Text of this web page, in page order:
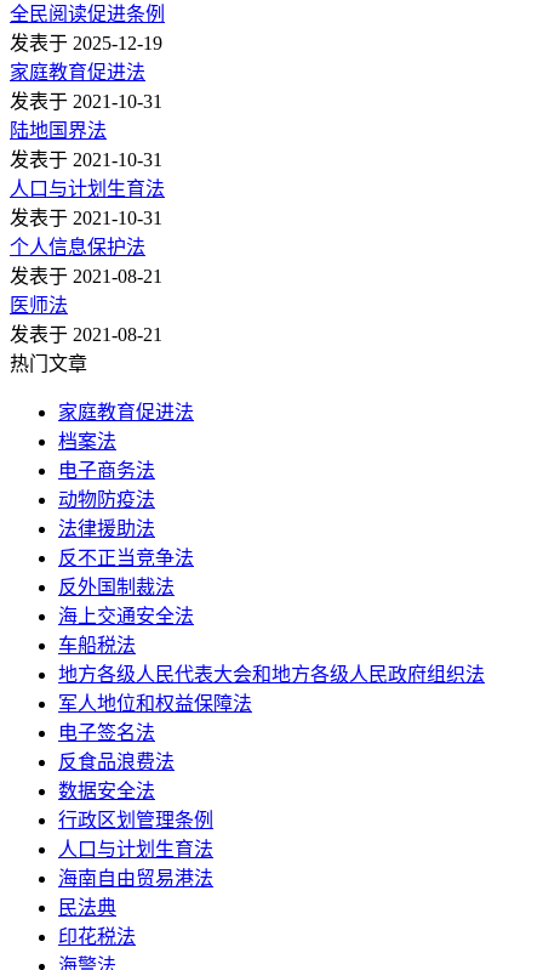
全民阅读促进条例
发表于 2025-12-19
家庭教育促进法
发表于 2021-10-31
陆地国界法
发表于 2021-10-31
人口与计划生育法
发表于 2021-10-31
个人信息保护法
发表于 2021-08-21
医师法
发表于 2021-08-21
热门文章
家庭教育促进法
档案法
电子商务法
动物防疫法
法律援助法
反不正当竞争法
反外国制裁法
海上交通安全法
车船税法
地方各级人民代表大会和地方各级人民政府组织法
军人地位和权益保障法
电子签名法
反食品浪费法
数据安全法
行政区划管理条例
人口与计划生育法
海南自由贸易港法
民法典
印花税法